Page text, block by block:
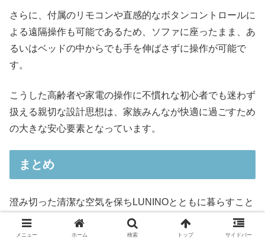
さらに、付属のリモコンや直感的なボタンコントロールに
よる遠隔操作も可能であるため、ソファに座ったまま、あ
るいはベッドの中からでも手を伸ばさずに操作が可能で
す。
こうした高齢者や家電の操作に不慣れな初心者でも迷わず
扱える親切な設計思想は、家族みんなが快適に過ごすため
の大きな安心要素となっています。
まとめ
澄み切った清潔な空気を保ちLUNINOとともに暮らすこと
は、健やかで心地よい毎日を送るための大切な基盤となり
ます。
メニュー ホーム 検索 トップ サイドバー